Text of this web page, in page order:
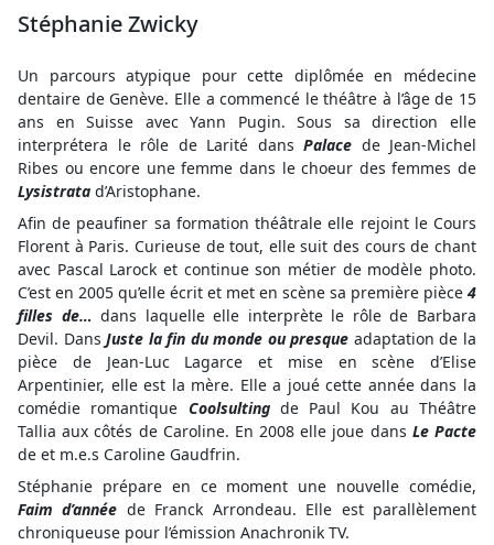
Stéphanie Zwicky
Un parcours atypique pour cette diplômée en médecine
dentaire de Genève. Elle a commencé le théâtre à l’âge de 15
ans en Suisse avec Yann Pugin. Sous sa direction elle
interprétera le rôle de Larité dans Palace de Jean-Michel
Ribes ou encore une femme dans le choeur des femmes de
Lysistrata d’Aristophane.
Afin de peaufiner sa formation théâtrale elle rejoint le Cours
Florent à Paris. Curieuse de tout, elle suit des cours de chant
avec Pascal Larock et continue son métier de modèle photo.
C’est en 2005 qu’elle écrit et met en scène sa première pièce 4
filles de…dans laquelle elle interprète le rôle de Barbara
Devil. DansJuste la fin du monde ou presque adaptation de la
pièce de Jean-Luc Lagarce et mise en scène d’Elise
Arpentinier, elle est la mère. Elle a joué cette année dans la
comédie romantique Coolsulting de Paul Kou au Théâtre
Tallia aux côtés de Caroline. En 2008 elle joue dans Le Pacte
de et m.e.s Caroline Gaudfrin.
Stéphanie prépare en ce moment une nouvelle comédie,
Faim d’année de Franck Arrondeau. Elle est parallèlement
chroniqueuse pour l’émission Anachronik TV.